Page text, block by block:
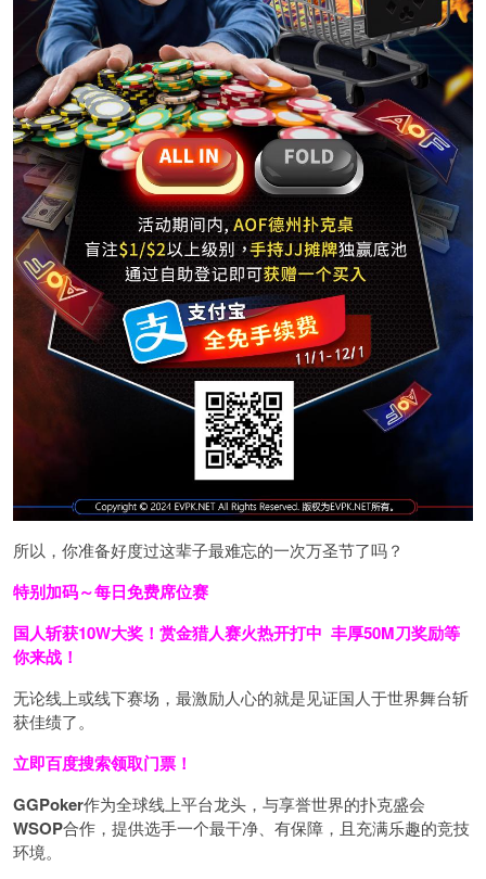
所以，你准备好度过这辈子最难忘的一次万圣节了吗？
特别加码～每日免费席位赛
国人斩获10W大奖！ 赏金猎人赛火热开打中 丰厚50M刀奖励等
你来战！
无论线上或线下赛场，最激励人心的就是见证国人于世界舞台斩
获佳绩了。
立即百度搜索领取门票！
GGPoker作为全球线上平台龙头，与享誉世界的扑克盛会
WSOP合作，提供选手一个最干净、有保障，且充满乐趣的竞技
环境。